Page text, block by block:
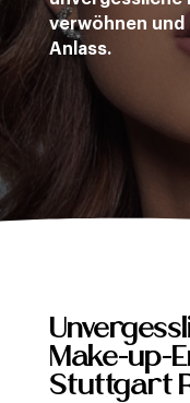
verwöhnen und
Anlass.
Make-up-
Stuttgart